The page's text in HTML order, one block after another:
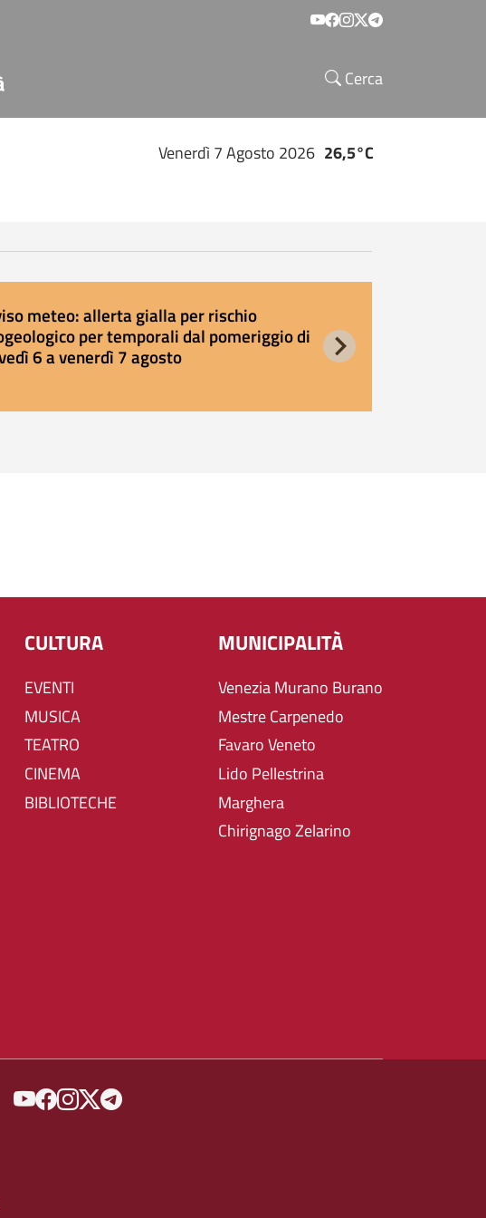
Social menu
Cerca
Venerdì 7 Agosto 2026 26,5°C
meteo: allerta gialla per rischio
per temporali dal pomeriggio di
6 a venerdì 7 agosto
CULTURA
EVENTI
MUSICA
TEATRO
CINEMA
BIBLIOTECHE
MUNICIPALITÀ
Venezia Murano Burano
Mestre Carpenedo
Favaro Veneto
Lido Pellestrina
Marghera
Chirignago Zelarino
SOCIAL MENU